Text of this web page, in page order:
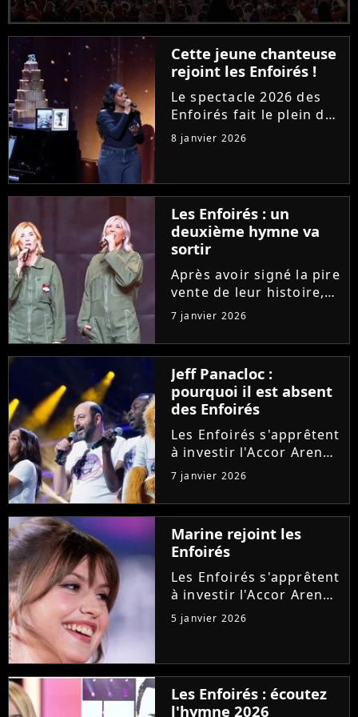
Cette jeune chanteuse
rejoint les Enfoirés !
Le spectacle 2026 des
Enfoirés fait le plein de
recrues. Après Helena
ou Marine, une jeune
française est fière
d'annoncer son arrivée
dans la troupe.
Découvrez...
8 janvier 2026
Les Enfoirés : un
deuxième hymne va
sortir
Après avoir signé la pire
vente de leur histoire,
Les Enfoirés se
réinventent pour leur
spectacle 2026 avec
notamment l'arrivée
d'un deuxième hymne,
après celui de Santa.
Explications.
7 janvier 2026
Jeff Panacloc :
pourquoi il est absent
des Enfoirés
Les Enfoirés s'apprêtent
à investir l'Accor Arena
pour leur spectacle
2026 au profit des
Restos du Coeur.
Discrète ces dernières
années, cette figure de
la troupe ne sera à
nouveau...
7 janvier 2026
Marine rejoint les
Enfoirés
Les Enfoirés s'apprêtent
à investir l'Accor Arena
de Paris pour proposer
leur nouveau spectacle.
troupe pourra compter
sur l'implication d'une
autre chanteuse
5 janvier 2026
Les Enfoirés : écoutez
l'hymne 2026